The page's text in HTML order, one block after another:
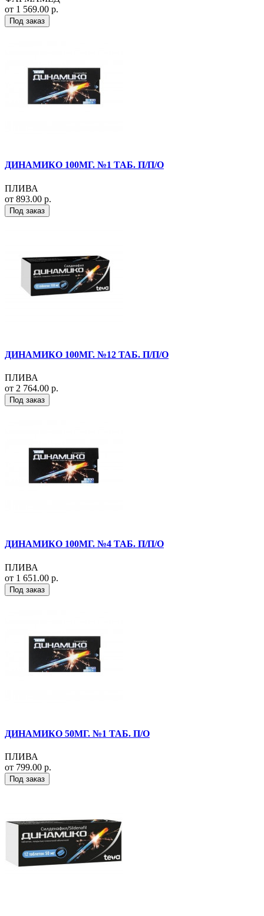
от 1 569.00 р.
Под заказ
ДИНАМИКО 100МГ. №1 ТАБ. П/П/О
ПЛИВА
от 893.00 р.
Под заказ
ДИНАМИКО 100МГ. №12 ТАБ. П/П/О
ПЛИВА
от 2 764.00 р.
Под заказ
ДИНАМИКО 100МГ. №4 ТАБ. П/П/О
ПЛИВА
от 1 651.00 р.
Под заказ
ДИНАМИКО 50МГ. №1 ТАБ. П/О
ПЛИВА
от 799.00 р.
Под заказ